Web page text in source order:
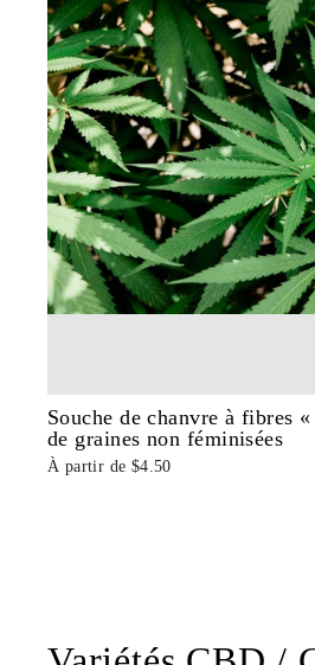
Souche de chanvre à fibres
de graines non féminisées
À partir de $4.50